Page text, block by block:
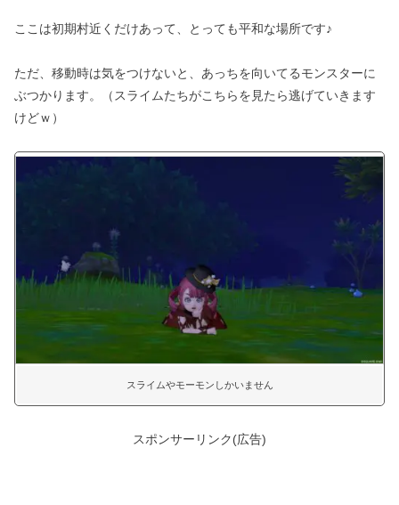
ここは初期村近くだけあって、とっても平和な場所です♪
ただ、移動時は気をつけないと、あっちを向いてるモンスターに
ぶつかります。（スライムたちがこちらを見たら逃げていきます
けどｗ）
スライムやモーモンしかいません
スポンサーリンク(広告)